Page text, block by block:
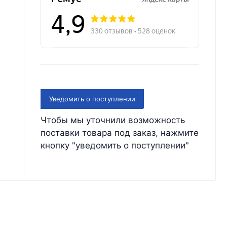
Уведомить о поступлении
Чтобы мы уточнили возможность
поставки товара под заказ, нажмите
кнопку "уведомить о поступлении"